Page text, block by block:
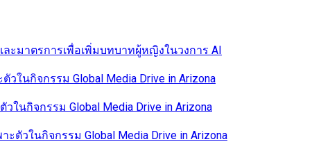
ะมาตรการเพื่อเพิ่มบทบาทผู้หญิงในวงการ AI
ในกิจกรรม Global Media Drive in Arizona
นกิจกรรม Global Media Drive in Arizona
ตัวในกิจกรรม Global Media Drive in Arizona